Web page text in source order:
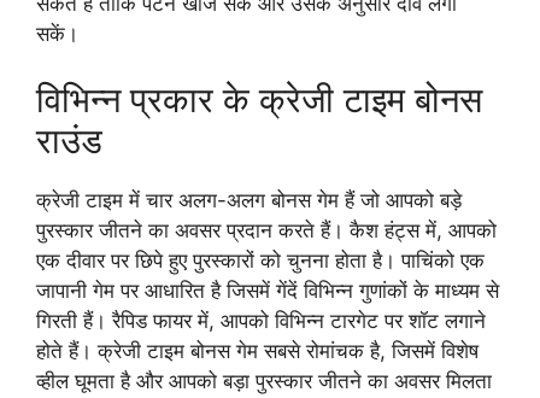
सकें।
विभिन्न प्रकार के क्रेजी टाइम बोनस
राउंड
क्रेजी टाइम में चार अलग-अलग बोनस गेम हैं जो आपको बड़े
पुरस्कार जीतने का अवसर प्रदान करते हैं। कैश हंट्स में, आपको
एक दीवार पर छिपे हुए पुरस्कारों को चुनना होता है। पाचिंको एक
जापानी गेम पर आधारित है जिसमें गेंदें विभिन्न गुणांकों के माध्यम से
गिरती हैं। रैपिड फायर में, आपको विभिन्न टारगेट पर शॉट लगाने
होते हैं। क्रेजी टाइम बोनस गेम सबसे रोमांचक है, जिसमें विशेष
व्हील घूमता है और आपको बड़ा पुरस्कार जीतने का अवसर मिलता